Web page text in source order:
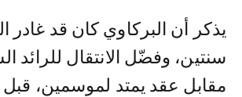
يذكر أن البركاوي كان قد غادر
سنتين، وفضّل الانتقال للرائد
مقابل عقد يمتد لموسمين،